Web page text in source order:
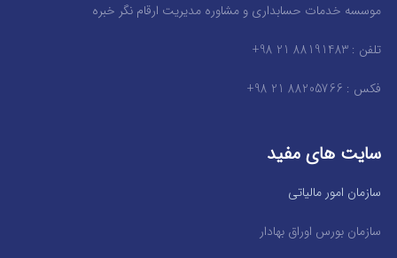
موسسه خدمات حسابداری و مشاوره مدیریت ارقام نگر خبره
تلفن : 88191483 21 98+
فکس : 88205766 21 98+
سایت های مفید
سازمان امور مالیاتی
سازمان بورس اوراق بهادار